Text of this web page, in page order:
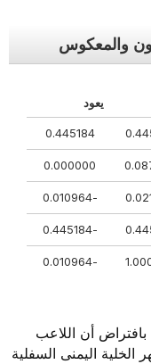
والمعكوس
يعود
0.445184
0.000000
أن اللاعب
عند التعادل 31. تُظهر الخلية اليمنى السفلية